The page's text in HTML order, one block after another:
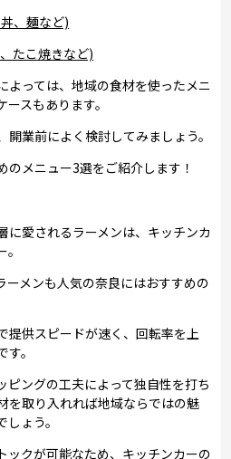
、麺など)
たこ焼きなど)
よっては、地域の食材を使ったメニ
スもあります。
業前によく検討してみましょう。
のメニュー3選をご紹介します！
に愛されるラーメンは、キッチンカ
ーメンも人気の奈良にはおすすめの
提供スピードが速く、回転率を上
。
ピングの工夫によって独自性を打ち
を取り入れれば地域ならではの魅
ょう。
ックが可能なため、キッチンカーの